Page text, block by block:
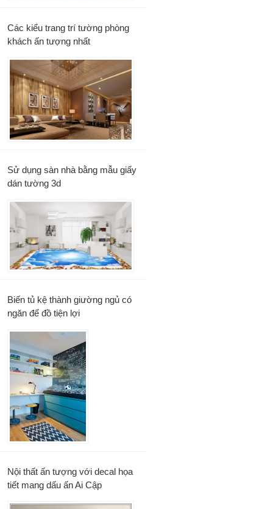
Các kiểu trang trí tường phòng
khách ấn tượng nhất
Sử dụng sàn nhà bằng mẫu giấy
dán tường 3d
Biến tủ kệ thành giường ngủ có
ngăn để đồ tiện lợi
Nội thất ấn tượng với decal họa
tiết mang dấu ấn Ai Cập